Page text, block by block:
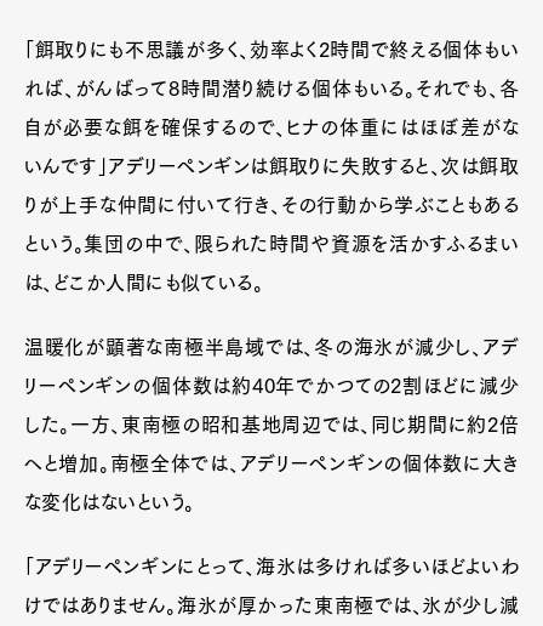
「餌取りにも不思議が多く、効率よく2時間で終える個体もい
れば、がんばって8時間潜り続ける個体もいる。それでも、各
自が必要な餌を確保するので、ヒナの体重にはほぼ差がな
いんです」アデリーペンギンは餌取りに失敗すると、次は餌取
りが上手な仲間に付いて行き、その行動から学ぶこともある
という。集団の中で、限られた時間や資源を活かすふるまい
は、どこか人間にも似ている。
温暖化が顕著な南極半島域では、冬の海氷が減少し、アデ
リーペンギンの個体数は約40年でかつての2割ほどに減少
した。一方、東南極の昭和基地周辺では、同じ期間に約2倍
へと増加。南極全体では、アデリーペンギンの個体数に大き
な変化はないという。
「アデリーペンギンにとって、海氷は多ければ多いほどよいわ
けではありません。海氷が厚かった東南極では、氷が少し減